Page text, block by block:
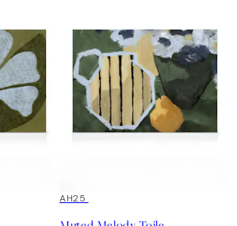
30%*
AH25